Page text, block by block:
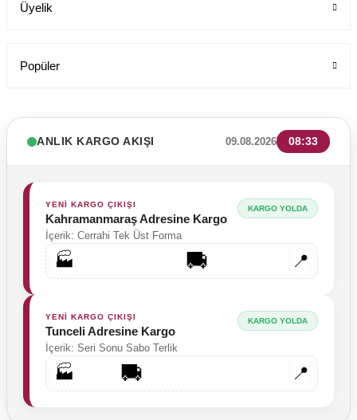
Mutlu Doktorlar Kadın Forma Üst Siyah Beyaz Kırmızı Renk
Labor Medikal Tekstil
Üyelik
Popüler
ANLIK KARGO AKIŞI 09.08.2026 08:33
YENİ KARGO ÇIKIŞI
Kahramanmaraş Adresine Kargo
İçerik: Cerrahi Tek Üst Forma
KARGO YOLDA
🏭 🚚 📍
YENİ KARGO ÇIKIŞI
Tunceli Adresine Kargo
İçerik: Seri Sonu Sabo Terlik
KARGO YOLDA
🏭 🚚 📍